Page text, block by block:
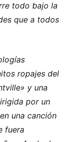
todo bajo la
que a todos
ropajes del
y una
por un
una canción
fuera